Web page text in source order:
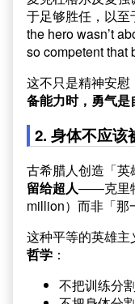
于足够胜任，以
the hero wasn’t
so competent that
这不只是精神安慰
备能力时，勇气是
2. 身体不应该
古希腊人创造「英
留给超人——克里
million）而非「那
这种平等的英雄
哲学 ：
不把训练分